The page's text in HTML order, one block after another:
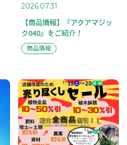
2026.07.31
【商品情報】『アクアマジッ
ク040』をご紹介！
商品情報